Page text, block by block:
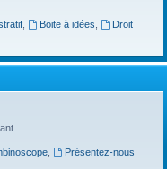
, Boite à idées
Droit
,
Présentez-nous